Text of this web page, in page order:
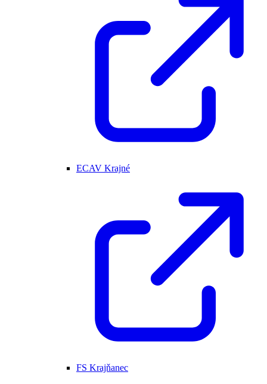
ECAV Krajné
FS Krajňanec